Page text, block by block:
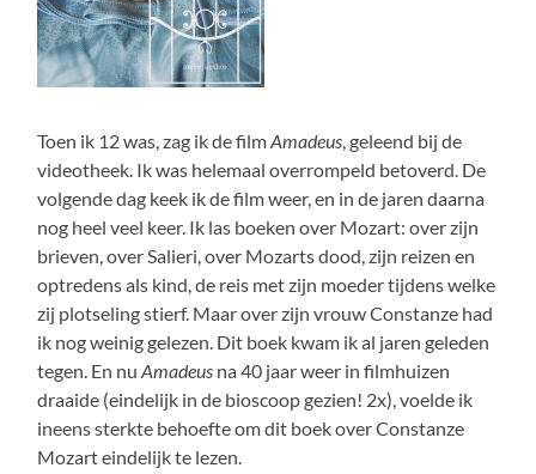
Toen ik 12 was, zag ik de filmAmadeus, geleend bij de
videotheek. Ik was helemaal overrompeld betoverd. De
volgende dag keek ik de film weer, en in de jaren daarna
nog heel veel keer. Ik las boeken over Mozart: over zijn
brieven, over Salieri, over Mozarts dood, zijn reizen en
optredens als kind, de reis met zijn moeder tijdens welke
zij plotseling stierf. Maar over zijn vrouw Constanze had
ik nog weinig gelezen. Dit boek kwam ik al jaren geleden
tegen. En nuAmadeus na 40 jaar weer in filmhuizen
draaide (eindelijk in de bioscoop gezien! 2x), voelde ik
ineens sterkte behoefte om dit boek over Constanze
Mozart eindelijk te lezen.